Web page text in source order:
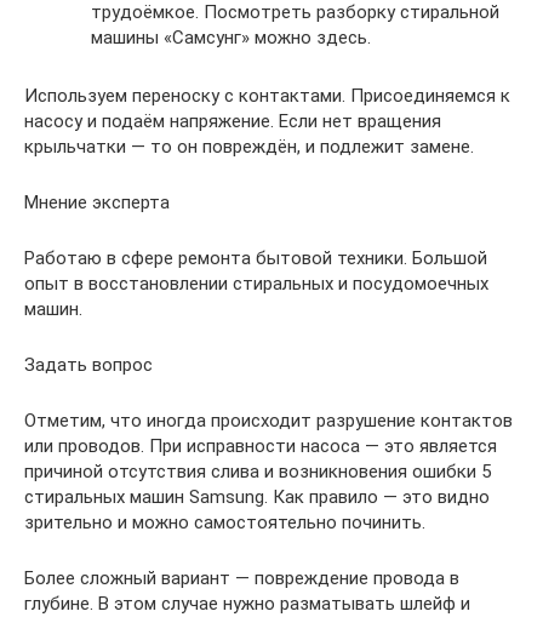
трудоёмкое. Посмотреть разборку стиральной
машины «Самсунг» можно здесь.
Используем переноску с контактами. Присоединяемся к
насосу и подаём напряжение. Если нет вращения
крыльчатки — то он повреждён, и подлежит замене.
Мнение эксперта
Работаю в сфере ремонта бытовой техники. Большой
опыт в восстановлении стиральных и посудомоечных
машин.
Задать вопрос
Отметим, что иногда происходит разрушение контактов
или проводов. При исправности насоса — это является
причиной отсутствия слива и возникновения ошибки 5
стиральных машин Samsung. Как правило — это видно
зрительно и можно самостоятельно починить.
Более сложный вариант — повреждение провода в
глубине. В этом случае нужно разматывать шлейф и